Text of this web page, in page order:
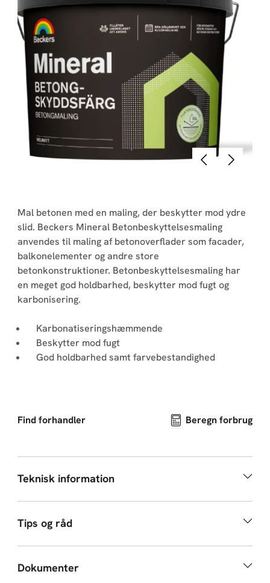
ForrigeNæste
Mal betonen med en maling, der beskytter mod ydre
slid. Beckers Mineral Betonbeskyttelsesmaling
anvendes til maling af betonoverflader som facader,
balkonelementer og andre store
betonkonstruktioner. Betonbeskyttelsesmaling har
en meget god holdbarhed, beskytter mod fugt og
karbonisering.
Karbonatiseringshæmmende
Beskytter mod fugt
God holdbarhed samt farvebestandighed
Find forhandler Beregn forbrug
Teknisk information
Tips og råd
Dokumenter